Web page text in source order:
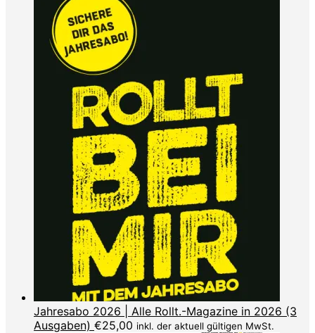
Jahresabo 2026 | Alle Rollt.-Magazine in 2026 (3
Ausgaben) €25,00 inkl. der aktuell gültigen MwSt.